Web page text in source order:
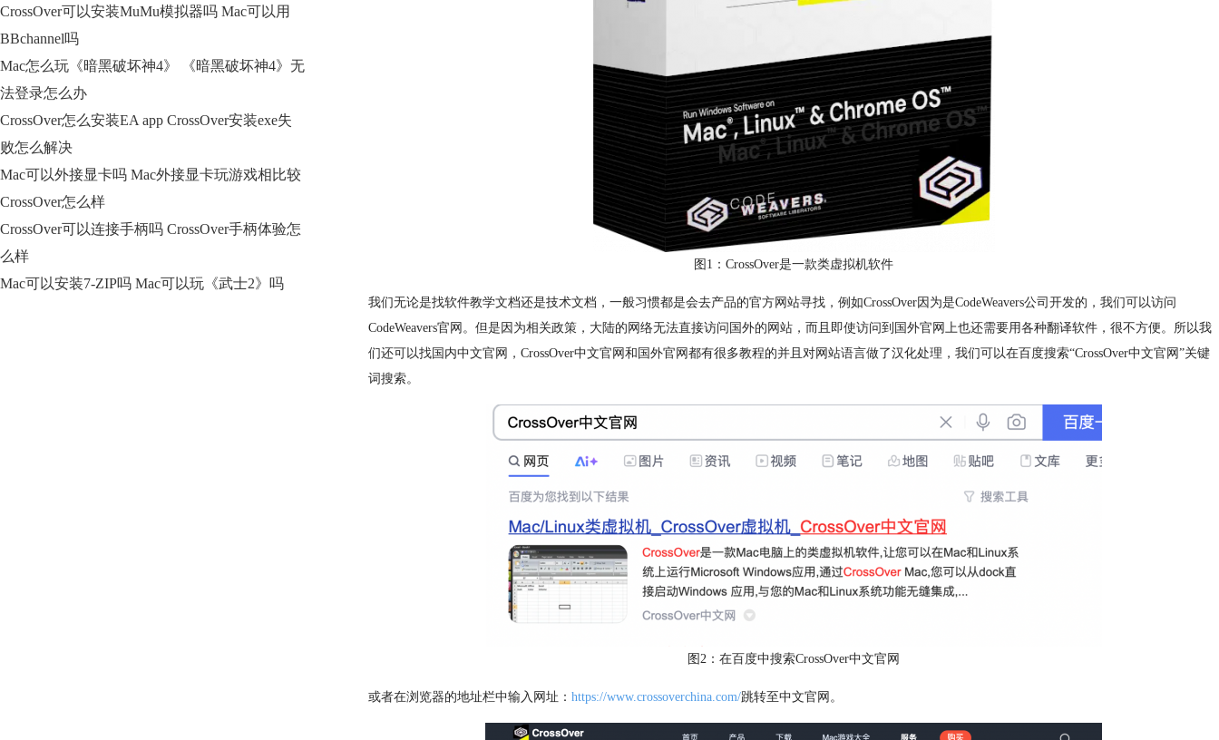
CrossOver可以安装MuMu模拟器吗 Mac可以用
BBchannel吗
Mac怎么玩《暗黑破坏神4》 《暗黑破坏神4》无
法登录怎么办
CrossOver怎么安装EA app CrossOver安装exe失
败怎么解决
Mac可以外接显卡吗 Mac外接显卡玩游戏相比较
CrossOver怎么样
CrossOver可以连接手柄吗 CrossOver手柄体验怎
么样
Mac可以安装7-ZIP吗 Mac可以玩《武士2》吗
图1：CrossOver是一款类虚拟机软件
我们无论是找软件教学文档还是技术文档，一般习惯都是会去产品的官方网站寻找，例如CrossOver因为是CodeWeavers公司开发的，我们可以访问
CodeWeavers官网。但是因为相关政策，大陆的网络无法直接访问国外的网站，而且即使访问到国外官网上也还需要用各种翻译软件，很不方便。所以我
们还可以找国内中文官网，CrossOver中文官网和国外官网都有很多教程的并且对网站语言做了汉化处理，我们可以在百度搜索“CrossOver中文官网”关键
词搜索。
图2：在百度中搜索CrossOver中文官网
或者在浏览器的地址栏中输入网址： https://www.crossoverchina.com/跳转至中文官网。